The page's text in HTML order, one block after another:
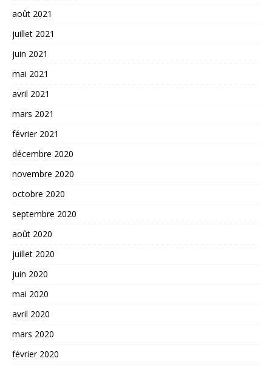
août 2021
juillet 2021
juin 2021
mai 2021
avril 2021
mars 2021
février 2021
décembre 2020
novembre 2020
octobre 2020
septembre 2020
août 2020
juillet 2020
juin 2020
mai 2020
avril 2020
mars 2020
février 2020